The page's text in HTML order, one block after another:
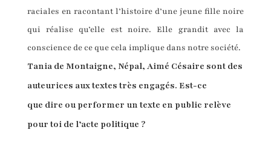
raciales en racontant l’histoire d’une jeune fille noire
qui réalise qu’elle est noire. Elle grandit avec la
conscience de ce que cela implique dans notre société.
Tania de Montaigne, Népal, Aimé Césaire sont des
auteurices aux textes très engagés. Est-ce
que dire ou performer un texte en public relève
pour toi de l’acte politique ?